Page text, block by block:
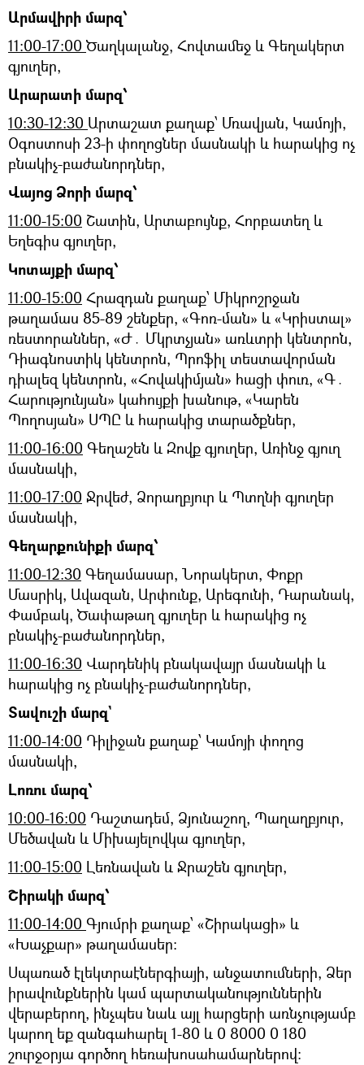
Արմավիրի մարզ՝
11:00-17:00 Ծաղկալանջ, Հովտամեջ և Գեղակերտ
գյուղեր,
Արարատի մարզ՝
10:30-12:30 Արտաշատ քաղաք՝ Մռավյան, Կամոյի,
Օգոստոսի 23-ի փողոցներ մասնակի և հարակից ոչ
բնակիչ-բաժանորդներ,
Վայոց Ձորի մարզ՝
11:00-15:00 Շատին, Արտաբույնք, Հորբատեղ և
Եղեգիս գյուղեր,
Կոտայքի մարզ՝
11։00-15։00 Հրազդան քաղաք՝ Միկրոշրջան
թաղամաս 85-89 շենքեր, «Գոռ-ման» և «Կրիստալ»
ռեստորաններ, «Ժ․ Մկրտչյան» առևտրի կենտրոն,
Դիագնոստիկ կենտրոն, Պրոֆիլ տեստավորման
դիալեզ կենտրոն, «Հովակիմյան» հացի փուռ, «Գ․
Հարությունյան» կահույքի խանութ, «Կարեն
Պողոսյան» ՍՊԸ և հարակից տարածքներ,
11։00-16։00 Գեղաշեն և Զովք գյուղեր, Առինջ գյուղ
մասնակի,
11։00-17։00 Ջրվեժ, Ձորաղբյուր և Պտղնի գյուղեր
մասնակի,
Գեղարքունիքի մարզ՝
11։00-12։30 Գեղամասար, Նորակերտ, Փոքր
Մասրիկ, Ավազան, Արփունք, Արեգունի, Դարանակ,
Փամբակ, Ծափաթաղ գյուղեր և հարակից ոչ
բնակիչ-բաժանորդներ,
11։00-16։30 Վարդենիկ բնակավայր մասնակի և
հարակից ոչ բնակիչ-բաժանորդներ,
Տավուշի մարզ`
11:00-14:00 Դիլիջան քաղաք՝ Կամոյի փողոց
մասնակի,
Լոռու մարզ՝
10:00-16:00 Դաշտադեմ, Ձյունաշող, Պաղաղբյուր,
Մեծավան և Միխայելովկա գյուղեր,
11:00-15:00 Լեռնավան և Ջրաշեն գյուղեր,
Շիրակի մարզ՝
11:00-14:00 Գյումրի քաղաք՝ «Շիրակացի» և
«Խաչքար» թաղամասեր:
Սպառած էլեկտրաէներգիայի, անջատումների, Ձեր
իրավունքներին կամ պարտականություններին
վերաբերող, ինչպես նաև այլ հարցերի առնչությամբ
կարող եք զանգահարել 1-80 և 0 8000 0 180
շուրջօրյա գործող հեռախոսահամարներով: